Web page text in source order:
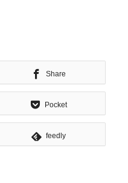
Share
Pocket
feedly